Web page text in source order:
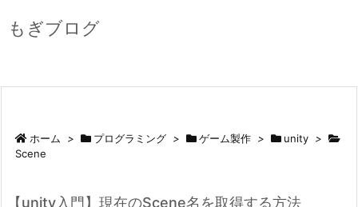
もぎブログ
ホーム > プログラミング > ゲーム製作 > unity >
Scene
【unity入門】現在のScene名を取得する方法